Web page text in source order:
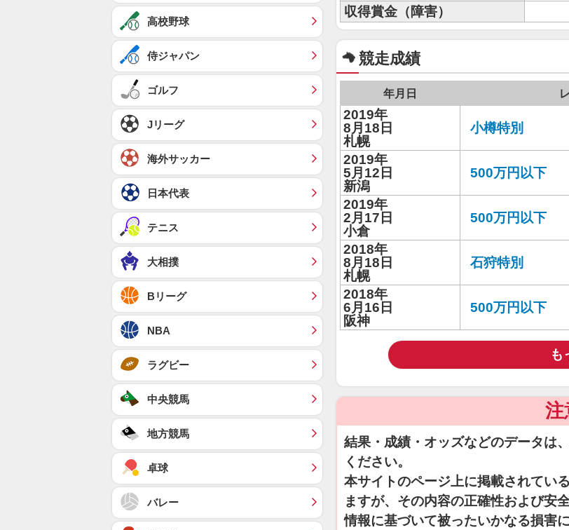
収得賞金（障害）
競走成績
年月日
2019年
8月18日
札幌
小樽特別
2019年
5月12日
新潟
500万円以下
2019年
2月17日
小倉
500万円以下
2018年
8月18日
札幌
石狩特別
2018年
6月16日
阪神
500万円以下
も
注
結果・成績・オッズなどのデータは
ください。
本サイトのページ上に掲載されてい
ますが、その内容の正確性および安
情報に基づいて被ったいかなる損害
高校野球
侍ジャパン
ゴルフ
Jリーグ
海外サッカー
日本代表
テニス
大相撲
Bリーグ
NBA
ラグビー
中央競馬
地方競馬
卓球
バレー